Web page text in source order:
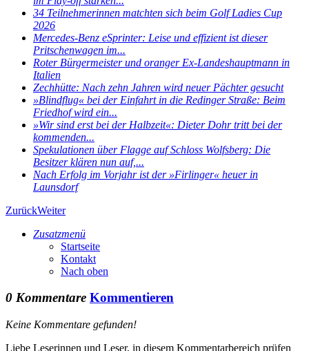
34 Teilnehmerinnen matchten sich beim Golf Ladies Cup
2026
Mercedes-Benz eSprinter: Leise und effizient ist dieser
Pritschenwagen im...
Roter Bürgermeister und oranger Ex-Landeshauptmann in
Italien
Zechhütte: Nach zehn Jahren wird neuer Pächter gesucht
»Blindflug« bei der Einfahrt in die Redinger Straße: Beim
Friedhof wird ein...
»Wir sind erst bei der Halbzeit«: Dieter Dohr tritt bei der
kommenden...
Spekulationen über Flagge auf Schloss Wolfsberg: Die
Besitzer klären nun auf,...
Nach Erfolg im Vorjahr ist der »Firlinger« heuer in
Launsdorf
ZurückWeiter
Zusatzmenü
Startseite
Kontakt
Nach oben
0 Kommentare Kommentieren
Keine Kommentare gefunden!
Liebe Leserinnen und Leser, in diesem Kommentarbereich prüfen